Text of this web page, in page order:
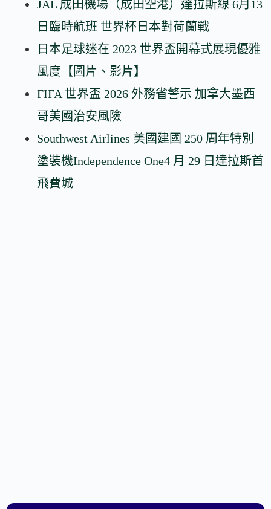
JAL 成田機場（成田空港）達拉斯線 6月13
日臨時航班 世界杯日本對荷蘭戰
日本足球迷在 2023 世界盃開幕式展現優雅
風度【圖片、影片】
FIFA 世界盃 2026 外務省警示 加拿大墨西
哥美國治安風險
Southwest Airlines 美國建國 250 周年特別
塗裝機Independence One4 月 29 日達拉斯首
飛費城